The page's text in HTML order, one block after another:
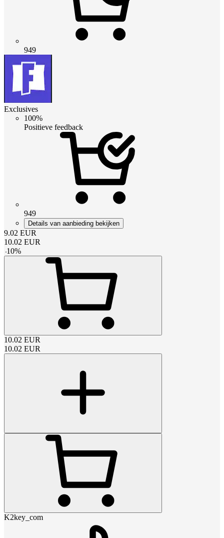
949
Exclusives
100%
Positieve feedback
949
Details van aanbieding bekijken
9.02 EUR
10.02 EUR
-10%
10.02 EUR
10.02 EUR
K2key_com